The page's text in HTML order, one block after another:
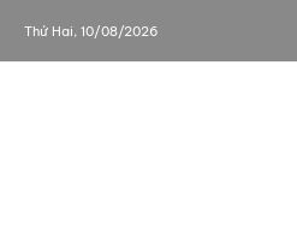
Thứ Hai, 10/08/2026